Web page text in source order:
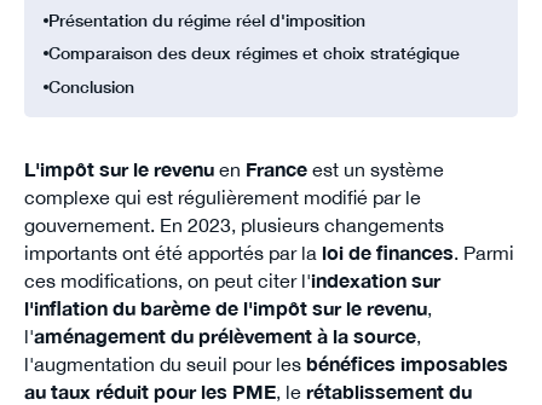
Présentation du régime réel d'imposition
Comparaison des deux régimes et choix stratégique
Conclusion
L'impôt sur le revenuen Franceest un système
complexe qui est régulièrement modifié par le
gouvernement. En 2023, plusieurs changements
importants ont été apportés par la loi de finances. Parmi
ces modifications, on peut citer l'indexation sur
l'inflation du barème de l'impôt sur le revenu,
l'aménagement du prélèvement à la source,
l'augmentation du seuil pour les bénéfices imposables
au taux réduit pour les PME, le rétablissement du